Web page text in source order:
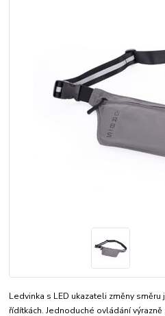
Ledvinka s LED ukazateli změny
řídítkách. Jednoduché ovládání